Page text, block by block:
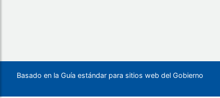
Basado en la Guía estándar para sitios web del Gobierno